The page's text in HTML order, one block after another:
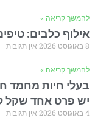
להמשך קריאה »
אילוף כלבים:
8 באוגוסט 2026 אין תגובות
להמשך קריאה »
בעלי חיות מחמד
יש פרט אחד שקל
4 באוגוסט 2026 אין תגובות